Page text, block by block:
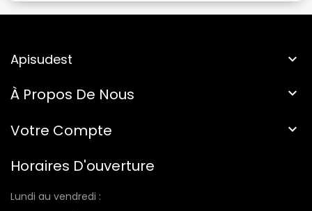
Apisudest 
À Propos De Nous 
Votre Compte 
Horaires D'ouverture
Lundi au vendredi :